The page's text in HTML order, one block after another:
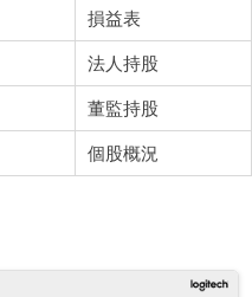
損益表
法人持股
董監持股
個股概況